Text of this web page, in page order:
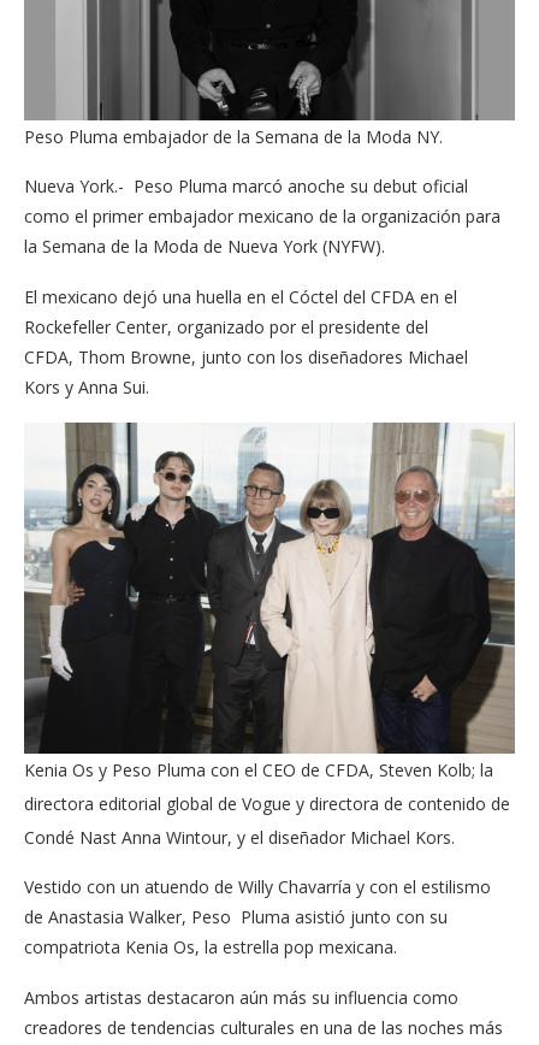
Peso Pluma embajador de la Semana de la Moda NY.
Nueva York.- Peso Pluma marcó anoche su debut oficial
como el primer embajador mexicano de la organización para
la Semana de la Moda de Nueva York (NYFW).
El mexicano dejó una huella en el Cóctel del CFDA en el
Rockefeller Center, organizado por el presidente del
CFDA, Thom Browne, junto con los diseñadores Michael
Kors y Anna Sui.
Kenia Os y Peso Pluma con el CEO de CFDA, Steven Kolb; la
directora editorial global de Vogue y directora de contenido de
Condé Nast Anna Wintour, y el diseñador Michael Kors.
Vestido con un atuendo de Willy Chavarría y con el estilismo
de Anastasia Walker, Peso Pluma asistió junto con su
compatriota Kenia Os, la estrella pop mexicana.
Ambos artistas destacaron aún más su influencia como
creadores de tendencias culturales en una de las noches más